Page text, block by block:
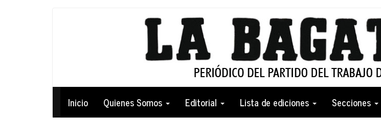
Navegación
principal
Inicio Quienes Somos Editorial Lista de ediciones Secciones